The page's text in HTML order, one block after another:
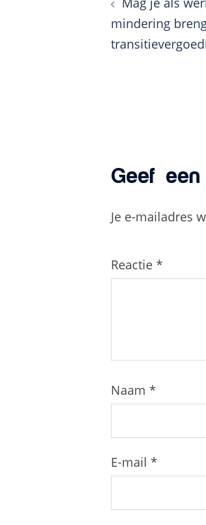
navigatie
mindering
Geef
Je e-mailadres
Reactie *
Naam *
E-mail *